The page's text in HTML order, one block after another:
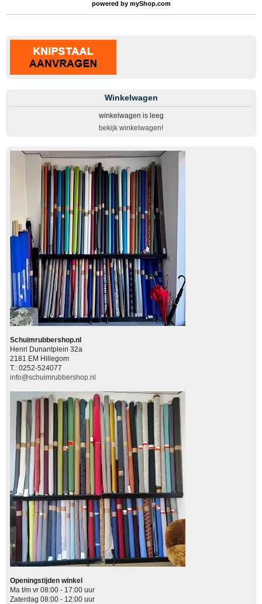
powered by myShop.com
Winkelwagen
winkelwagen is leeg
bekijk winkelwagen!
Schuimrubbershop.nl
Henri Dunantplein 32a
2181 EM Hillegom
T.: 0252-524077
info@schuimrubbershop.nl
Openingstijden winkel
Ma t/m vr 08:00 - 17:00 uur
Zaterdag 08:00 - 12:00 uur